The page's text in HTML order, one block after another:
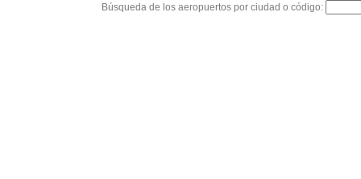
Búsqueda de los aeropuertos por ciudad o código: